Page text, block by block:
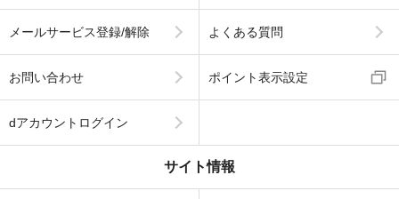
メールサービス登録/解除 よくある質問
お問い合わせ ポイント表示設定
dアカウントログイン
サイト情報